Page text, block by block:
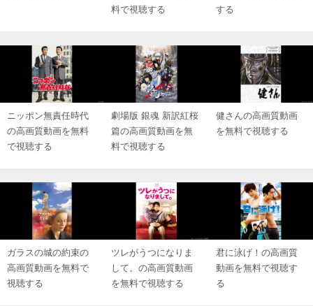
料で視聴する
する
ニッポン無責任時代
の高画質動画を無料
で視聴する
劇場版 銀魂 新訳紅桜
篇の高画質動画を無
料で視聴する
健さんの高画質動画
を無料で視聴する
ガラスの城の約束の
高画質動画を無料で
視聴する
ツレがうつになりま
して。の高画質動画
を無料で視聴する
君に泳げ！の高画質
動画を無料で視聴す
る